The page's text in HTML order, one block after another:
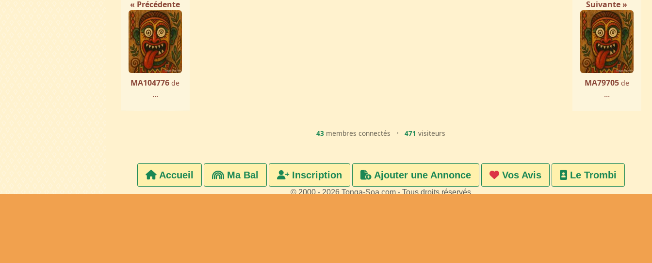
« Précédente
MA104776 de
...
Suivante »
MA79705 de
...
43 membres connectés • 471 visiteurs
Accueil Ma Bal Inscription Ajouter une Annonce Vos Avis Le Trombi
© 2000 - 2026 Tonga-Soa.com - Tous droits réservés